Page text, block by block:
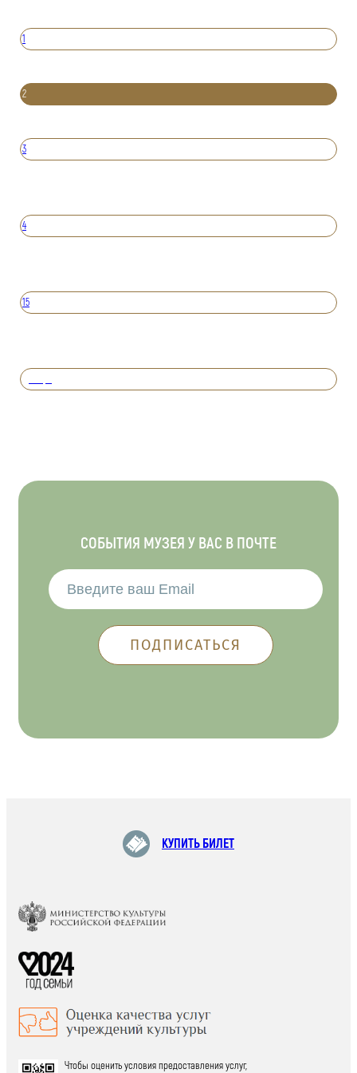
1
2
3
4
15
СОБЫТИЯ МУЗЕЯ У ВАС В ПОЧТЕ
КУПИТЬ БИЛЕТ
Чтобы оценить условия предоставления услуг,